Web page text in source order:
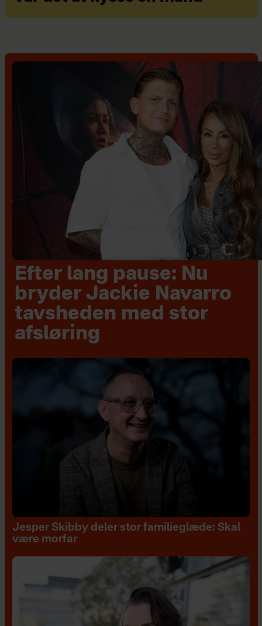
Efter lang pause: Nu
bryder Jackie Navarro
tavsheden med stor
afsløring
Jesper Skibby deler stor familieglæde: Skal
være morfar